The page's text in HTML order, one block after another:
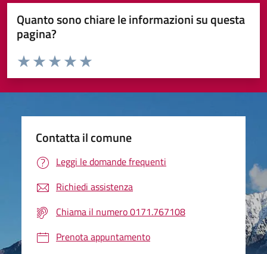
Quanto sono chiare le informazioni su questa
pagina?
Valuta da 1 a 5 stelle la pagina
Valuta 5 stelle su 5
Valuta 4 stelle su 5
Valuta 3 stelle su 5
Valuta 2 stelle su 5
Valuta 1 stelle su 5
Contatta il comune
Leggi le domande frequenti
Richiedi assistenza
Chiama il numero 0171.767108
Prenota appuntamento